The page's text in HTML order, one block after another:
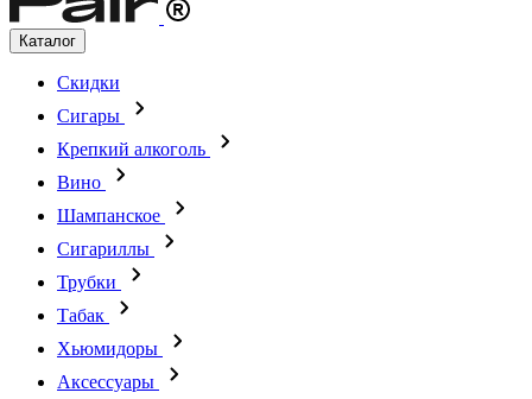
Каталог
Скидки
Сигары
Крепкий алкоголь
Вино
Шампанское
Сигариллы
Трубки
Табак
Хьюмидоры
Аксессуары